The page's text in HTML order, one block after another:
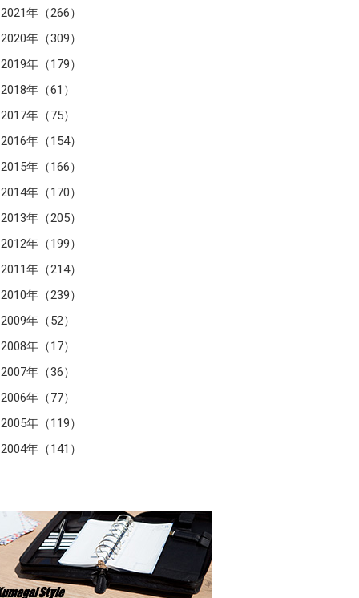
2021年（266）
2020年（309）
2019年（179）
2018年（61）
2017年（75）
2016年（154）
2015年（166）
2014年（170）
2013年（205）
2012年（199）
2011年（214）
2010年（239）
2009年（52）
2008年（17）
2007年（36）
2006年（77）
2005年（119）
2004年（141）